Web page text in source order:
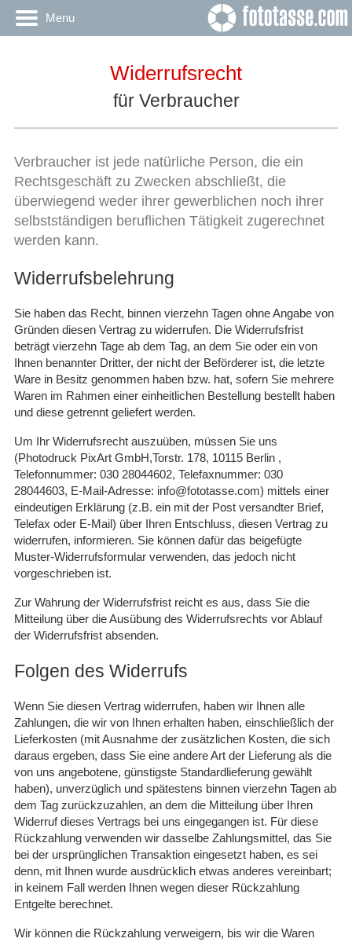
Menu
Widerrufsrecht
für Verbraucher
Verbraucher ist jede natürliche Person, die ein
Rechtsgeschäft zu Zwecken abschließt, die
überwiegend weder ihrer gewerblichen noch ihrer
selbstständigen beruflichen Tätigkeit zugerechnet
werden kann.
Widerrufsbelehrung
Sie haben das Recht, binnen vierzehn Tagen ohne Angabe von
Gründen diesen Vertrag zu widerrufen. Die Widerrufsfrist
beträgt vierzehn Tage ab dem Tag, an dem Sie oder ein von
Ihnen benannter Dritter, der nicht der Beförderer ist, die letzte
Ware in Besitz genommen haben bzw. hat, sofern Sie mehrere
Waren im Rahmen einer einheitlichen Bestellung bestellt haben
und diese getrennt geliefert werden.
Um Ihr Widerrufsrecht auszuüben, müssen Sie uns
(Photodruck PixArt GmbH,Torstr. 178, 10115 Berlin ,
Telefonnummer: 030 28044602, Telefaxnummer: 030
28044603, E-Mail-Adresse: info@fototasse.com) mittels einer
eindeutigen Erklärung (z.B. ein mit der Post versandter Brief,
Telefax oder E-Mail) über Ihren Entschluss, diesen Vertrag zu
widerrufen, informieren. Sie können dafür das beigefügte
Muster-Widerrufsformular verwenden, das jedoch nicht
vorgeschrieben ist.
Zur Wahrung der Widerrufsfrist reicht es aus, dass Sie die
Mitteilung über die Ausübung des Widerrufsrechts vor Ablauf
der Widerrufsfrist absenden.
Folgen des Widerrufs
Wenn Sie diesen Vertrag widerrufen, haben wir Ihnen alle
Zahlungen, die wir von Ihnen erhalten haben, einschließlich der
Lieferkosten (mit Ausnahme der zusätzlichen Kosten, die sich
daraus ergeben, dass Sie eine andere Art der Lieferung als die
von uns angebotene, günstigste Standardlieferung gewählt
haben), unverzüglich und spätestens binnen vierzehn Tagen ab
dem Tag zurückzuzahlen, an dem die Mitteilung über Ihren
Widerruf dieses Vertrags bei uns eingegangen ist. Für diese
Rückzahlung verwenden wir dasselbe Zahlungsmittel, das Sie
bei der ursprünglichen Transaktion eingesetzt haben, es sei
denn, mit Ihnen wurde ausdrücklich etwas anderes vereinbart;
in keinem Fall werden Ihnen wegen dieser Rückzahlung
Entgelte berechnet.
Wir können die Rückzahlung verweigern, bis wir die Waren